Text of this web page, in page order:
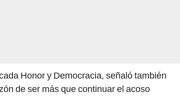
Honor y Democracia, señaló también
de ser más que continuar el acoso